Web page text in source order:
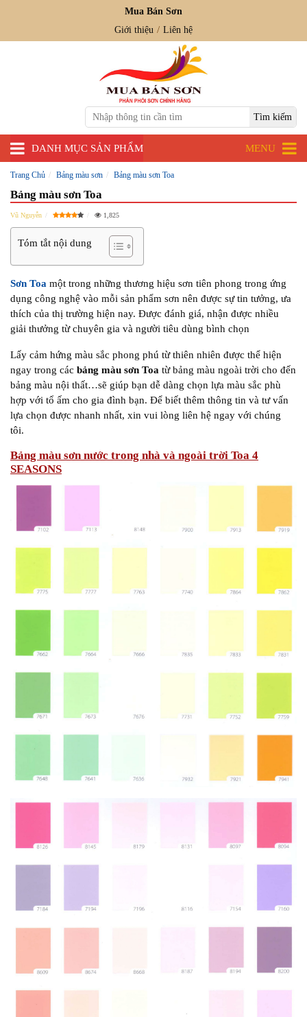
Mua Bán Sơn
Giới thiệu
Liên hệ
DANH MỤC SẢN PHẨM MENU
Trang Chủ Bảng màu sơn Bảng màu sơn Toa
Bảng màu sơn Toa
Vũ Nguyễn 1,825
Tóm tắt nội dung
Sơn Toa một trong những thương hiệu sơn tiên phong trong ứng
dụng công nghệ vào mỗi sản phẩm sơn nên được sự tin tưởng, ưa
thích của thị trường hiện nay. Được đánh giá, nhận được nhiều
giải thưởng từ chuyên gia và người tiêu dùng bình chọn
Lấy cảm hứng màu sắc phong phú từ thiên nhiên được thể hiện
ngay trong các bảng màu sơn Toa từ bảng màu ngoài trời cho đến
bảng màu nội thất…sẽ giúp bạn dễ dàng chọn lựa màu sắc phù
hợp với tổ ấm cho gia đình bạn. Để biết thêm thông tin và tư vấn
lựa chọn được nhanh nhất, xin vui lòng liên hệ ngay với chúng
tôi.
Bảng màu sơn nước trong nhà và ngoài trời Toa 4
SEASONS